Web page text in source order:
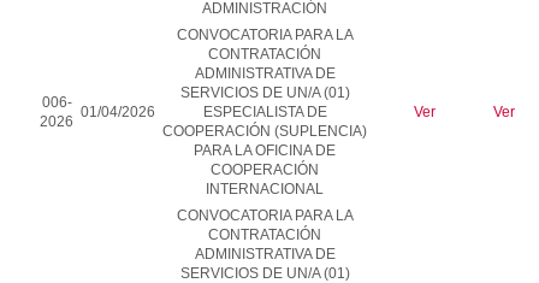
ADMINISTRACIÓN
006-
2026
01/04/2026
CONVOCATORIA PARA LA
CONTRATACIÓN
ADMINISTRATIVA DE
SERVICIOS DE UN/A (01)
ESPECIALISTA DE
COOPERACI ÓN (SUPLENCIA)
PARA LA OFICINA DE
COOPERACIÓN
INTERNACIONAL
Ver Ver
CONVOCATORIA PARA LA
CONTRATACIÓN
ADMINISTRATIVA DE
SERVICIOS DE UN/A (01)